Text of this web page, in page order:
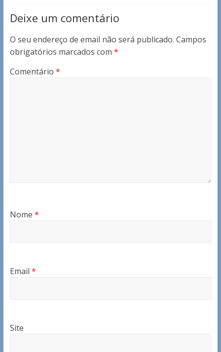
Deixe um comentário
O seu endereço de email não será publicado. Campos
obrigatórios marcados com *
Comentário *
Nome *
Email *
Site